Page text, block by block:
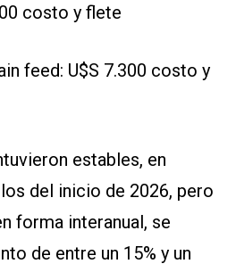
costo y flete
feed: U$S 7.300 costo y
estables, en
del inicio de 2026, pero
forma interanual, se
de entre un 15% y un